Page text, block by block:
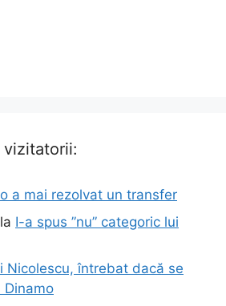
a mai rezolvat un transfer
la I-a spus ”nu” categoric lui
Nicolescu, întrebat dacă se
Dinamo